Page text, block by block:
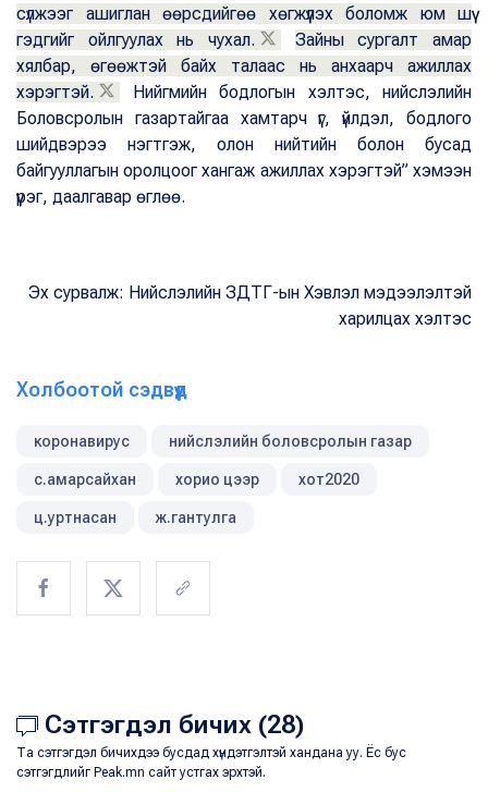
сүлжээг ашиглан өөрсдийгөө хөгжүүлэх боломж юм шүү
гэдгийг ойлгуулах нь чухал.
Зайны сургалт амар
хялбар, өгөөжтэй байх талаас нь анхаарч ажиллах
хэрэгтэй.
Нийгмийн бодлогын хэлтэс, нийслэлийн
Боловсролын газартайгаа хамтарч үг, үйлдэл, бодлого
шийдвэрээ нэгтгэж, олон нийтийн болон бусад
байгууллагын оролцоог хангаж ажиллах хэрэгтэй” хэмээн
үүрэг, даалгавар өглөө.
Эх сурвалж: Нийслэлийн ЗДТГ-ын Хэвлэл мэдээлэлтэй
харилцах хэлтэс
Холбоотой сэдвүүд
коронавирус нийслэлийн боловсролын газар
с.амарсайхан хорио цээр хот2020
ц.уртнасан ж.гантулга
Сэтгэгдэл бичих (28)
Та сэтгэгдэл бичихдээ бусдад хүндэтгэлтэй хандана уу. Ёс бус
сэтгэгдлийг Peak.mn сайт устгах эрхтэй.